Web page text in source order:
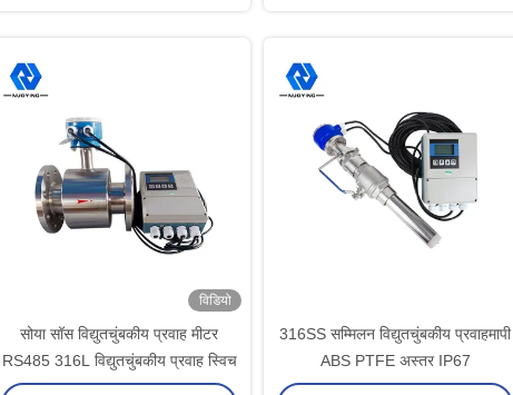
विडियो
सोया सॉस विद्युतचुंबकीय प्रवाह मीटर
RS485 316L विद्युतचुंबकीय प्रवाह स्विच
316SS सम्मिलन विद्युतचुंबकीय प्रवाहमापी
ABS PTFE अस्तर IP67